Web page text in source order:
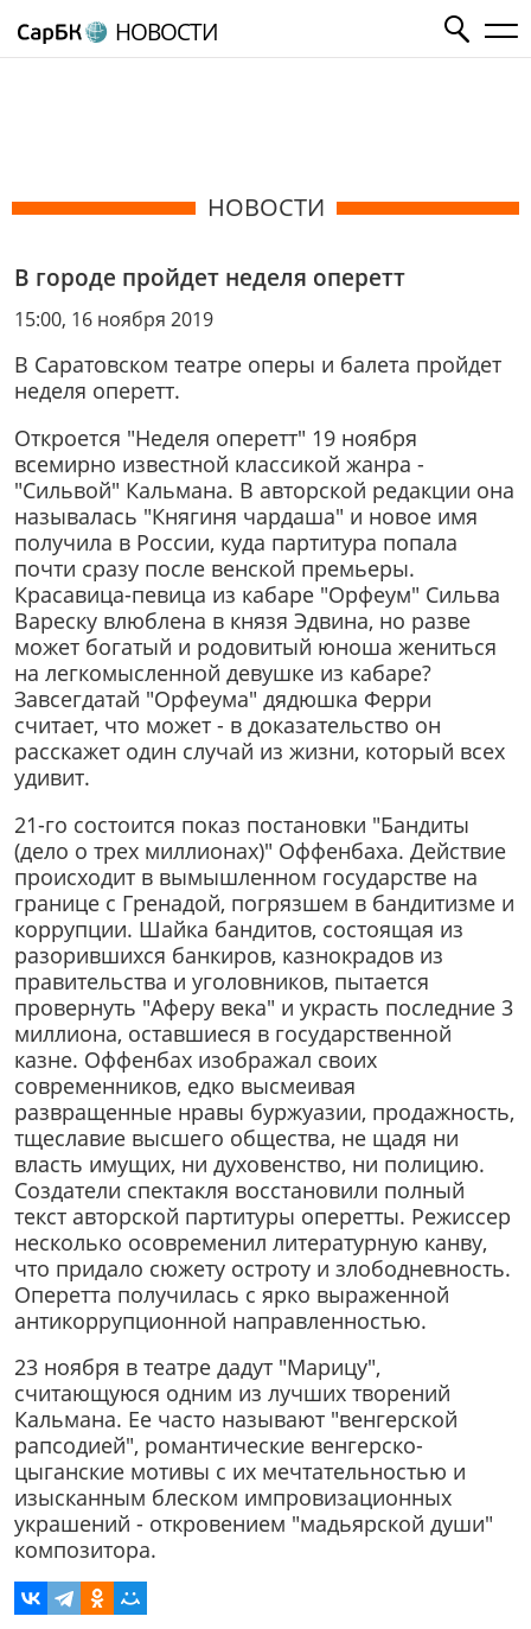
НОВОСТИ
НОВОСТИ
В городе пройдет неделя оперетт
15:00, 16 ноября 2019
В Саратовском театре оперы и балета пройдет
неделя оперетт.
Откроется "Неделя оперетт" 19 ноября
всемирно известной классикой жанра -
"Сильвой" Кальмана. В авторской редакции она
называлась "Княгиня чардаша" и новое имя
получила в России, куда партитура попала
почти сразу после венской премьеры.
Красавица-певица из кабаре "Орфеум" Сильва
Вареску влюблена в князя Эдвина, но разве
может богатый и родовитый юноша жениться
на легкомысленной девушке из кабаре?
Завсегдатай "Орфеума" дядюшка Ферри
считает, что может - в доказательство он
расскажет один случай из жизни, который всех
удивит.
21-го состоится показ постановки "Бандиты
(дело о трех миллионах)" Оффенбаха. Действие
происходит в вымышленном государстве на
границе с Гренадой, погрязшем в бандитизме и
коррупции. Шайка бандитов, состоящая из
разорившихся банкиров, казнокрадов из
правительства и уголовников, пытается
провернуть "Аферу века" и украсть последние 3
миллиона, оставшиеся в государственной
казне. Оффенбах изображал своих
современников, едко высмеивая
развращенные нравы буржуазии, продажность,
тщеславие высшего общества, не щадя ни
власть имущих, ни духовенство, ни полицию.
Создатели спектакля восстановили полный
текст авторской партитуры оперетты. Режиссер
несколько осовременил литературную канву,
что придало сюжету остроту и злободневность.
Оперетта получилась с ярко выраженной
антикоррупционной направленностью.
23 ноября в театре дадут "Марицу",
считающуюся одним из лучших творений
Кальмана. Ее часто называют "венгерской
рапсодией", романтические венгерско-
цыганские мотивы с их мечтательностью и
изысканным блеском импровизационных
украшений - откровением "мадьярской души"
композитора.